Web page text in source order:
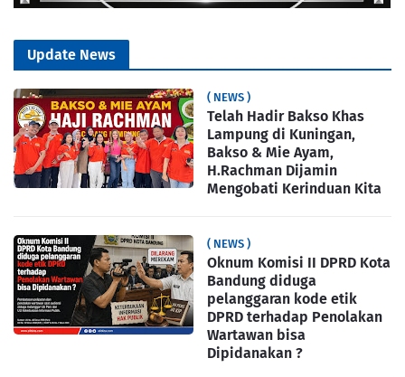
Update News
( NEWS )
Telah Hadir Bakso Khas
Lampung di Kuningan,
Bakso & Mie Ayam,
H.Rachman Dijamin
Mengobati Kerinduan Kita
( NEWS )
Oknum Komisi II DPRD Kota
Bandung diduga
pelanggaran kode etik
DPRD terhadap Penolakan
Wartawan bisa
Dipidanakan ?